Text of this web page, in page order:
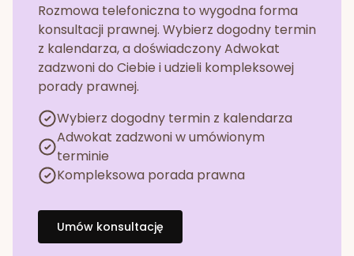
Rozmowa telefoniczna to wygodna forma
konsultacji prawnej. Wybierz dogodny termin
z kalendarza, a doświadczony Adwokat
zadzwoni do Ciebie i udzieli kompleksowej
porady prawnej.
Wybierz dogodny termin z kalendarza
Adwokat zadzwoni w umówionym
terminie
Kompleksowa porada prawna
Umów konsultację